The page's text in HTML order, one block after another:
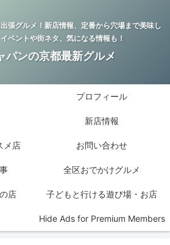
張グルメ！新店情報、定番から穴場まで美味し
ベントや街ネタ、気になる情報も！
パンの京都最新グルメ
プロフィール
新店情報
メ店 お問い合わせ
全区おでかけグルメ
店 子どもと行ける遊び場・お店
Hide Ads for Premium Members